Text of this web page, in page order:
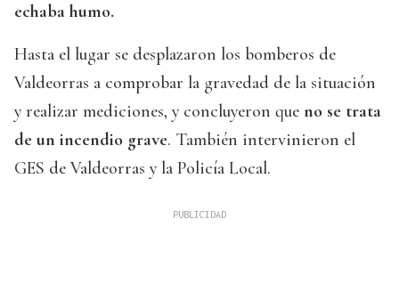
echaba humo.
Hasta el lugar se desplazaron los bomberos de
Valdeorras a comprobar la gravedad de la situación
y realizar mediciones, y concluyeron que no se trata
de un incendio grave. También intervinieron el
GES de Valdeorras y la Policía Local.